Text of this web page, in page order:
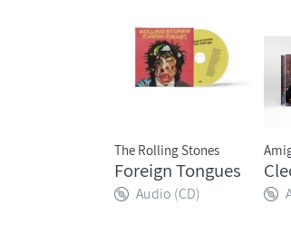
The Rolling Stones
Foreign Tongues
Audio (CD)